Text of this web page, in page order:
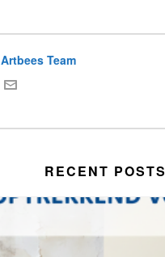
Artbees Team
RECENT POSTS